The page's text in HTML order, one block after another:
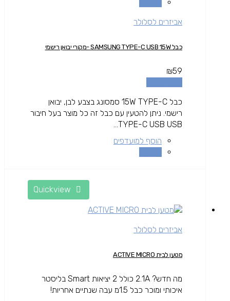
אביזרים לסלולר
כבל SAMSUNG TYPE-C USB 15W -מקורי יבואן רישמי
₪59
כבל 15W TYPE-C סמסונג בצבע לבן, יבואן
רישמי. ניתן להטעין עם כבל זה כל מוצר בעל חיבור
TYPE-C USB USB...
הוסף למועדפים
אביזרים לסלולר
מטען לבית ACTIVE MICRO
מה חדש? 2.1A כולל 2 יציאות Smart בליסטר
איכותי ומוכר כבל 1.5מ עבה שנתיים אחריות!